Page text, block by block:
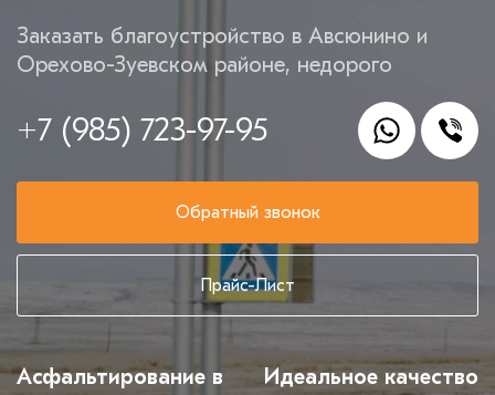
Заказать благоустройство в Авсюнино и
Орехово-Зуевском районе, недорого
+7 (985) 723-97-95
Обратный звонок
Прайс-Лист
Асфальтирование в
Идеальное качество